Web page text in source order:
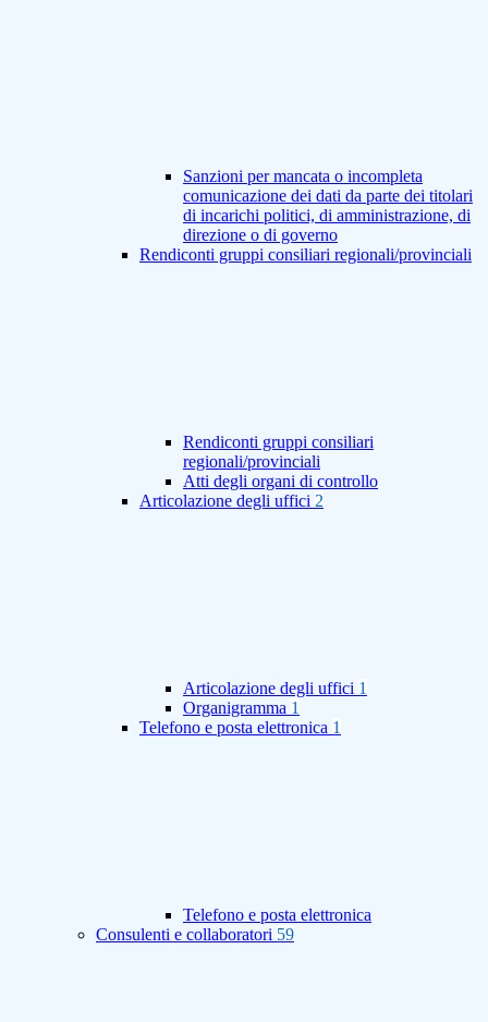
Sanzioni per mancata o incompleta
comunicazione dei dati da parte dei titolari
di incarichi politici, di amministrazione, di
direzione o di governo
Rendiconti gruppi consiliari regionali/provinciali
Rendiconti gruppi consiliari
regionali/provinciali
Atti degli organi di controllo
Articolazione degli uffici 2
Articolazione degli uffici 1
Organigramma 1
Telefono e posta elettronica 1
Telefono e posta elettronica
Consulenti e collaboratori 59